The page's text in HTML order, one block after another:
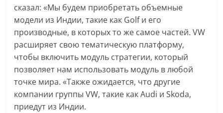
сказал: «Мы будем приобретать объемные
модели из Индии, такие как Golf и его
производные, в которых то же самое частей. VW
расширяет свою тематическую платформу,
чтобы включить модуль стратегии, который
позволяет нам использовать модуль в любой
точке мира. «Также ожидается, что другие
компании группы VW, такие как Audi и Skoda,
приедут из Индии.